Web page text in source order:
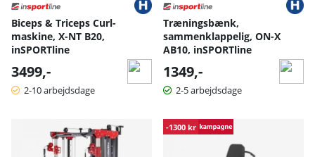
Biceps & Triceps Curl-
maskine, X-NT B20,
inSPORTline
3499,-
2-10 arbejdsdage
Træningsbænk,
sammenklappelig, ON-X
AB10, inSPORTline
1349,-
2-5 arbejdsdage
-1300 kr